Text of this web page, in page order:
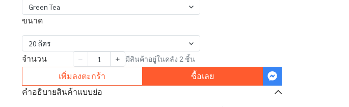
Green Tea
ขนาด
20 ลิตร
จำนวน มีสินค้าอยู่ในคลัง 2 ชิ้น
เพิ่มลงตะกร้า
ซื้อเลย
คำอธิบายสินค้าแบบย่อ